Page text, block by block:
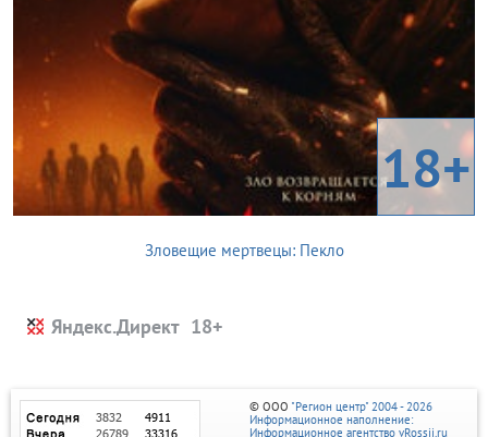
18+
Зловещие мертвецы: Пекло
Яндекс.Директ
© ООО "Регион центр" 2004 - 2026
Информационное наполнение:
Информационное агентство vRossii.ru